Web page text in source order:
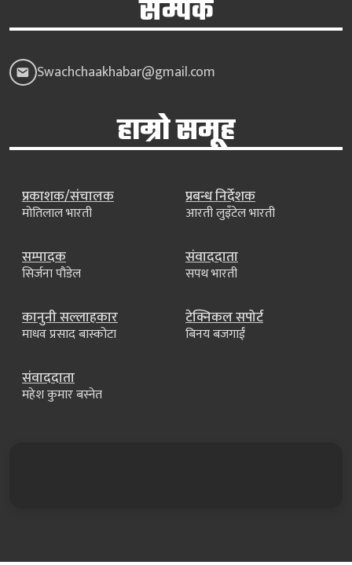
सम्पर्क
Swachchaakhabar@gmail.com
हाम्रो समूह
प्रकाशक/संचालक
मोतिलाल भारती
प्रबन्ध निर्देशक
आरती लुइँटेल भारती
सम्पादक
सिर्जना पौडेल
संवाददाता
सपथ भारती
कानुनी सल्लाहकार
माधव प्रसाद बास्कोटा
टेक्निकल सपोर्ट
बिनय बजगाईं
संवाददाता
महेश कुमार बस्नेत